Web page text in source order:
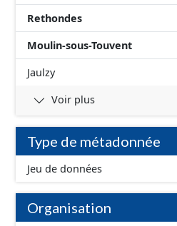
Rethondes
Moulin-sous-Touvent
Jaulzy
Voir plus
Type de métadonnée
Jeu de données
Organisation